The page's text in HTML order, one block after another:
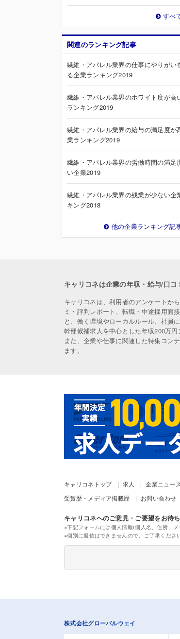
すべ
関連のランキング記事
繊維・アパレル業界の仕事にやりがい
る企業ランキング2019
繊維・アパレル業界のホワイト度が高
ランキング2019
繊維・アパレル業界の給与の満足度が
業ランキング2019
繊維・アパレル業界の労働時間の満足
い企業2019
繊維・アパレル業界の残業が少ない企
キング2018
他の企業ランキング記
キャリコネは企業の年収・給与/口
キャリコネは、利用者のアンケートか
ミ・評判レポート、転職・中途採用面
と、働く環境やローカルルール、社員
幹部候補求人を中心とした年収200万
また、企業や仕事に関連した特集コン
ます。
キャリコネトップ 求人 企業ニュース
受賞歴・メディア掲載歴
お問い合わせ
キャリコネへのご意見・ご要望をお待ち
※下記フォームには個人情報(個人名、住所、
※個別に返信はできませんので、ご了承ください
株式会社グローバルウェイ